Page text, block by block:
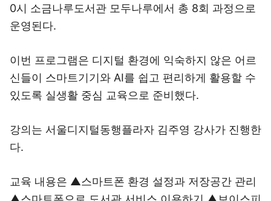
0시 소금나루도서관 모두나루에서 총 8회 과정으로
운영된다.
이번 프로그램은 디지털 환경에 익숙하지 않은 어르
신들이 스마트기기와 AI를 쉽고 편리하게 활용할 수
있도록 실생활 중심 교육으로 준비했다.
강의는 서울디지털동행플라자 김주영 강사가 진행한
다.
교육 내용은 ▲스마트폰 환경 설정과 저장공간 관리